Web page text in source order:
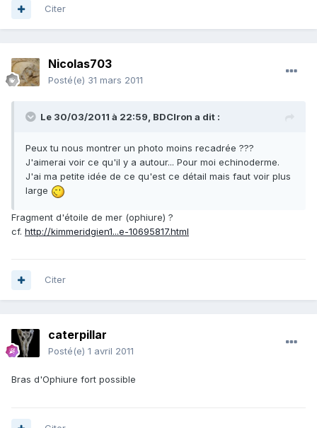
Citer
Nicolas703
Posté(e) 31 mars 2011
Le 30/03/2011 à 22:59, BDCIron a dit :
Peux tu nous montrer un photo moins recadrée ???
J'aimerai voir ce qu'il y a autour... Pour moi echinoderme.
J'ai ma petite idée de ce qu'est ce détail mais faut voir plus
large
Fragment d'étoile de mer (ophiure) ?
cf. http://kimmeridgien1...e-10695817.html
Citer
caterpillar
Posté(e) 1 avril 2011
Bras d'Ophiure fort possible